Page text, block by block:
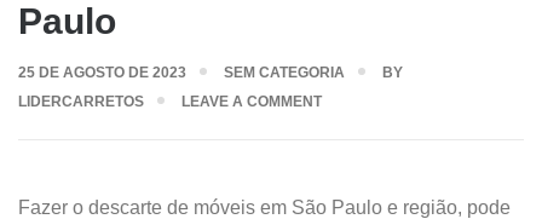
Paulo
25 DE AGOSTO DE 2023 SEM CATEGORIA
BY
LIDERCARRETOS
LEAVE A COMMENT
Fazer o descarte de móveis em São Paulo e região, pode